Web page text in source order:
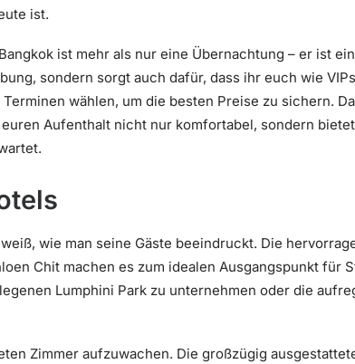
ist.
ist mehr als nur eine Übernachtung – er ist
sondern sorgt auch dafür, dass ihr euch wie
wählen, um die besten Preise zu sichern.
Aufenthalt nicht nur komfortabel, sondern
wie man seine Gäste beeindruckt. Die
Chit machen es zum idealen Ausgangspunkt für
Lumphini Park zu unternehmen oder die
Zimmer aufzuwachen. Die großzügig